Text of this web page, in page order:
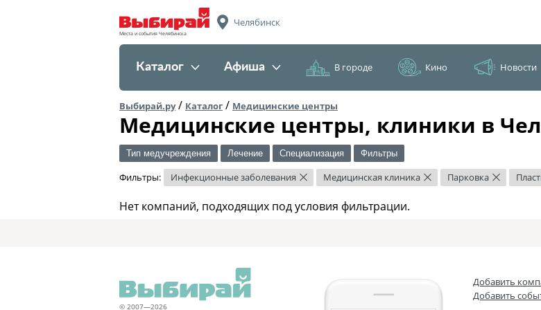
Места и события Челябинска
Челябинск
Каталог Афиша В городе Кино Новости
Выбирай.ру/ Каталог / Медицинские центры
Медицинские центры, клиники в
Тип медучреждения Лечение Специализация Фильтры
Фильтры: Инфекционные заболевания × Медицинская клиника × Парковка ×
Нет компаний, подходящих под условия фильтрации.
© 2007—2026
Добавить
Добавить